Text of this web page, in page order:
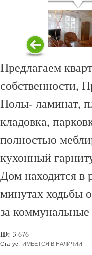
Предлагаем
собственности,
Полы- ламинат,
кладовка,
полностью
кухонный
Дом находится в
минутах ходьбы
за коммунальные
ID: 3 676
Статус: ИМЕЕТСЯ В НАЛИЧИИ